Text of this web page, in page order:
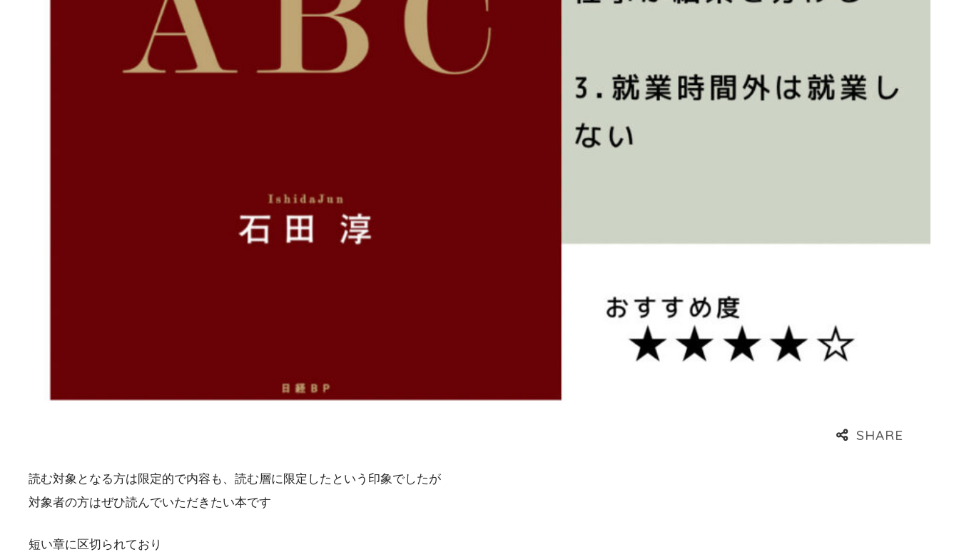
読む対象となる方は限定的で内容も、読む層に限定したという印象でしたが
対象者の方はぜひ読んでいただきたい本です
短い章に区切られており